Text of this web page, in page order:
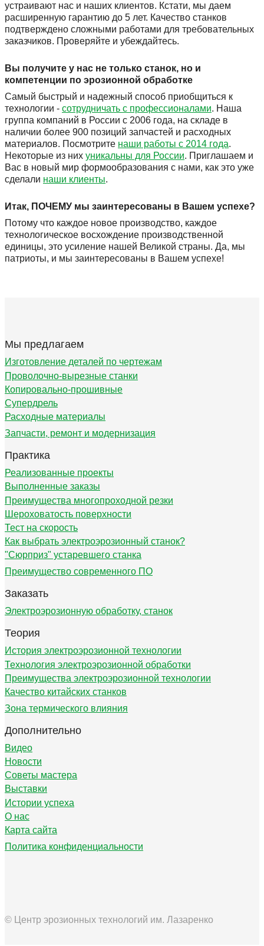
устраивают нас и наших клиентов. Кстати, мы даем
расширенную гарантию до 5 лет. Качество станков
подтверждено сложными работами для требовательных
заказчиков. Проверяйте и убеждайтесь.
Вы получите у нас не только станок, но и
компетенции по эрозионной обработке
Самый быстрый и надежный способ приобщиться к
технологии - сотрудничать с профессионалами. Наша
группа компаний в России с 2006 года, на складе в
наличии более 900 позиций запчастей и расходных
материалов. Посмотрите наши работы с 2014 года.
Некоторые из них уникальны для России. Приглашаем и
Вас в новый мир формообразования с нами, как это уже
сделали наши клиенты.
Итак, ПОЧЕМУ мы заинтересованы в Вашем успехе?
Потому что каждое новое производство, каждое
технологическое восхождение производственной
единицы, это усиление нашей Великой страны. Да, мы
патриоты, и мы заинтересованы в Вашем успехе!
Мы предлагаем
Изготовление деталей по чертежам
Проволочно-вырезные станки
Копировально-прошивные
Супердрель
Расходные материалы
Запчасти, ремонт и модернизация
Практика
Реализованные проекты
Выполненные заказы
Преимущества многопроходной резки
Шероховатость поверхности
Тест на скорость
Как выбрать электроэрозионный станок?
"Сюрприз" устаревшего станка
Преимущество современного ПО
Заказать
Электроэрозионную обработку, станок
Теория
История электроэрозионной технологии
Технология электроэрозионной обработки
Преимущества электроэрозионной технологии
Качество китайских станков
Зона термического влияния
Дополнительно
Видео
Новости
Советы мастера
Выставки
Истории успеха
О нас
Карта сайта
Политика конфиденциальности
© Центр эрозионных технологий им. Лазаренко